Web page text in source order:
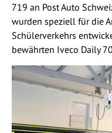
719 an Post Auto
wurden speziell für die
Schülerverkehrs
bewährten Iveco Daily